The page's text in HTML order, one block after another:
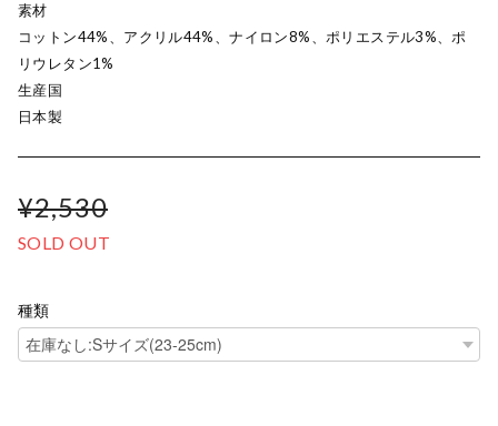
素材
コットン44%、アクリル44%、ナイロン8%、ポリエステル3%、ポ
リウレタン1%
生産国
日本製
¥2,530
SOLD OUT
種類